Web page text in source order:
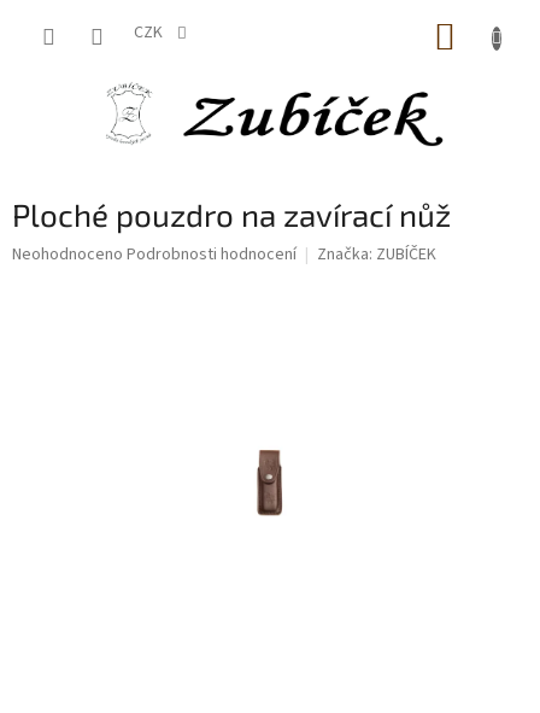
CZK
Ploché pouzdro na zavírací nůž
Průměrné
Neohodnoceno Podrobnosti hodnocení Značka: ZUBÍČEK